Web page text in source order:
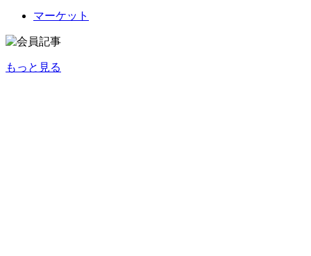
マーケット
もっと見る